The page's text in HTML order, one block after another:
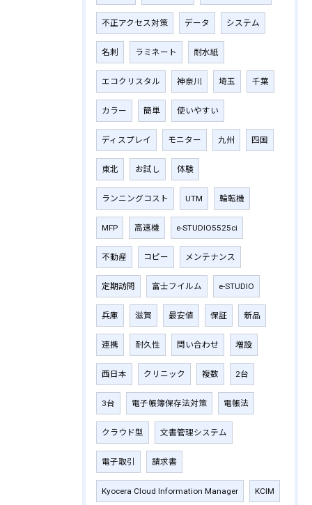
不正アクセス対策 データ システム
名刺 ラミネート 耐水紙
エコクリスタル 神奈川 埼玉 千葉
カラー 簡単 使いやすい
ディスプレイ モニター 九州 四国
東北 お試し 体験
ランニングコスト UTM 輪転機
MFP 高速機 e-STUDIO5525ci
不動産 コピー メンテナンス
定期訪問 富士フイルム e-STUDIO
兵庫 滋賀 最安値 保証 新品
連携 耐久性 問い合わせ 増設
西日本 クリニック 複数 2台
3台 電子帳簿保存法対策 電帳法
クラウド型 文書管理システム
電子取引 請求書
Kyocera Cloud Information Manager KCIM